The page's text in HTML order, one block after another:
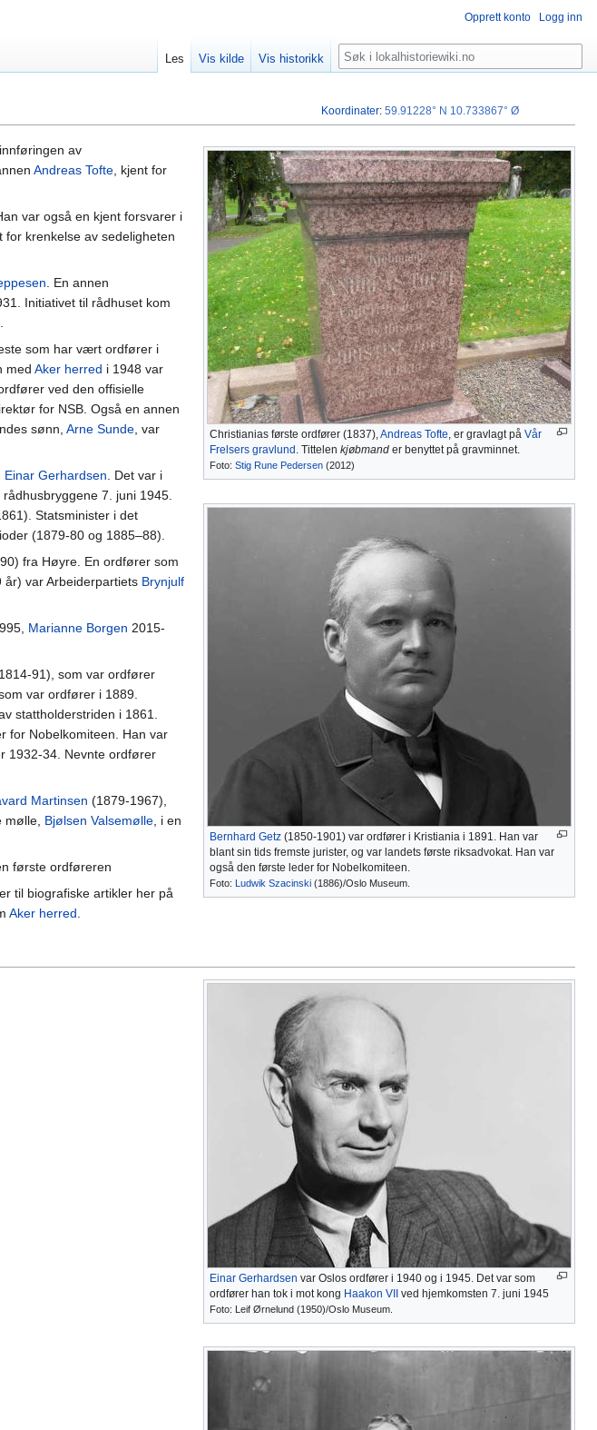
Christianias første ordfører (1837),Andreas Tofte, er gravlagt på Vår
Frelsers gravlund . Tittelen kjøbmand er benyttet på gravminnet.
Foto: Stig Rune Pedersen (2012)
Bernhard Getz (1850-1901) var ordfører i Kristiania i 1891. Han var
blant sin tids fremste jurister, og var landets første riksadvokat. Han var
også den første leder for Nobelkomiteen.
Foto: Ludwik Szacinski (1886)/Oslo Museum.
av
Andreas Tofte, kjent for
var også en kjent forsvarer i
for krenkelse av sedeligheten
. En annen
Initiativet til rådhuset kom
som har vært ordfører i
med Aker herred i 1948 var
ved den offisielle
for NSB. Også en annen
sønn, Arne Sunde, var
Einar Gerhardsen. Det var i
rådhusbryggene 7. juni 1945.
Statsminister i det
(1879-80 og 1885–88).
fra Høyre. En ordfører som
var Arbeiderpartiets Brynjulf
Marianne Borgen 2015-
91), som var ordfører
var ordfører i 1889.
stattholderstriden i 1861.
for Nobelkomiteen. Han var
1932-34. Nevnte ordfører
Martinsen (1879-1967),
mølle, Bjølsen Valsemølle, i en
første ordføreren
til biografiske artikler her på
Aker herred.
Einar Gerhardsen var Oslos ordfører i 1940 og i 1945. Det var som
ordfører han tok i mot kong Haakon VII ved hjemkomsten 7. juni 1945
Foto: Leif Ørnelund (1950)/Oslo Museum.
Koordinater:59.91228° N 10.733867° Ø
Opprett konto Logg inn
Les Vis kilde Vis historikk Søk